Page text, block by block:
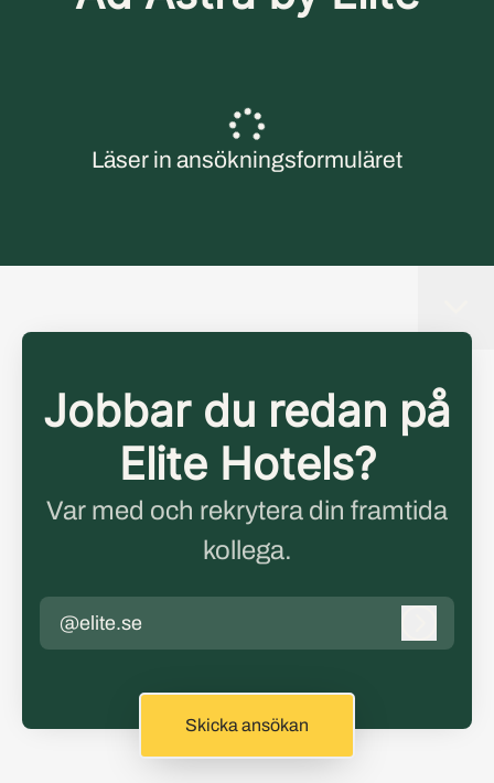
Skicka ansökan
Läser in ansökningsformuläret
Jobbar du redan på
Elite Hotels?
Var med och rekrytera din framtida
kollega.
@elite.se